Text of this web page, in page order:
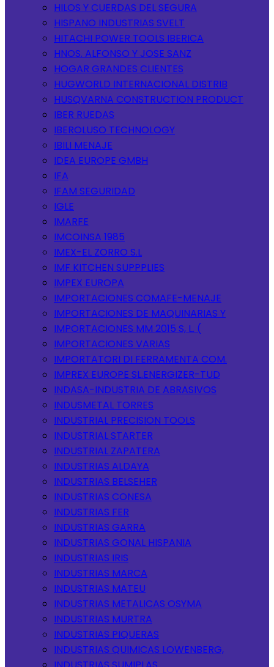
HILOS Y CUERDAS DEL SEGURA
HISPANO INDUSTRIAS SVELT
HITACHI POWER TOOLS IBERICA
HNOS. ALFONSO Y JOSE SANZ
HOGAR GRANDES CLIENTES
HUGWORLD INTERNACIONAL DISTRIB
HUSQVARNA CONSTRUCTION PRODUCT
IBER RUEDAS
IBEROLUSO TECHNOLOGY
IBILI MENAJE
IDEA EUROPE GMBH
IFA
IFAM SEGURIDAD
IGLE
IMARFE
IMCOINSA 1985
IMEX-EL ZORRO S.L
IMF KITCHEN SUPPPLIES
IMPEX EUROPA
IMPORTACIONES COMAFE-MENAJE
IMPORTACIONES DE MAQUINARIAS Y
IMPORTACIONES MM 2015 S, L. (
IMPORTACIONES VARIAS
IMPORTATORI DI FERRAMENTA COM.
IMPREX EUROPE SL.ENERGIZER-TUD
INDASA-INDUSTRIA DE ABRASIVOS
INDUSMETAL TORRES
INDUSTRIAL PRECISION TOOLS
INDUSTRIAL STARTER
INDUSTRIAL ZAPATERA
INDUSTRIAS ALDAYA
INDUSTRIAS BELSEHER
INDUSTRIAS CONESA
INDUSTRIAS FER
INDUSTRIAS GARRA
INDUSTRIAS GONAL HISPANIA
INDUSTRIAS IRIS
INDUSTRIAS MARCA
INDUSTRIAS MATEU
INDUSTRIAS METALICAS OSYMA
INDUSTRIAS MURTRA
INDUSTRIAS PIQUERAS
INDUSTRIAS QUIMICAS LOWENBERG,